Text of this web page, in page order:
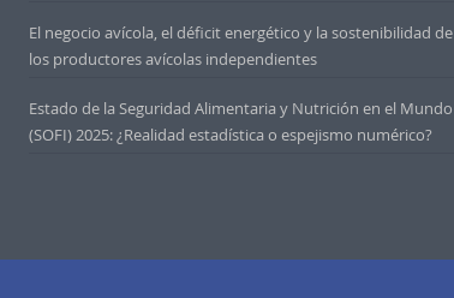
El negocio avícola, el déficit energético y la sostenibilidad de
los productores avícolas independientes
Estado de la Seguridad Alimentaria y Nutrición en el Mundo
(SOFI) 2025: ¿Realidad estadística o espejismo numérico?